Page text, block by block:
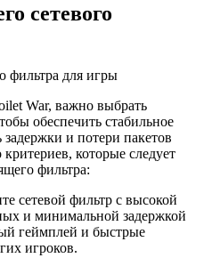
сетевого
фильтра для игры
War, важно выбрать
обеспечить стабильное
и потери пакетов
которые следует
фильтра:
сетевой фильтр с высокой
и минимальной задержкой
геймплей и быстрые
игроков.